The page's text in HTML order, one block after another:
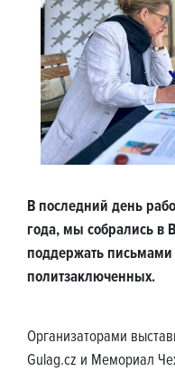
В последний день
года, мы собрались в
поддержать
политзаключенных.
Организаторами
Gulag.cz и Мемориал